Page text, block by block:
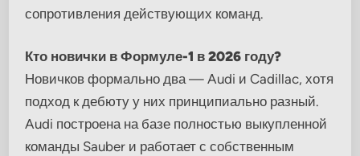
сопротивления действующих команд.
Кто новички в Формуле-1 в 2026 году?
Новичков формально два — Audi и Cadillac, хотя
подход к дебюту у них принципиально разный.
Audi построена на базе полностью выкупленной
команды Sauber и работает с собственным